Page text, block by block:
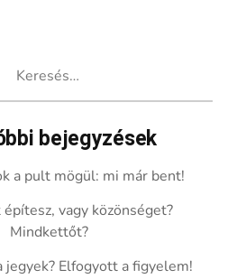
bejegyzések
a pult mögül: mi már bent!
vagy közönséget?
Mindkettőt?
jegyek? Elfogyott a figyelem!